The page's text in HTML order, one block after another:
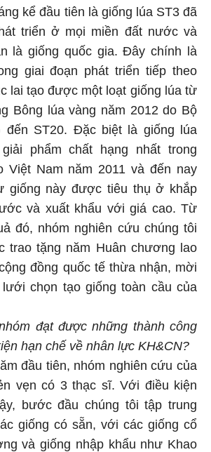
kể đầu tiên là giống lúa ST3 đã
triển ở mọi miền đất nước và
là giống quốc gia. Đây chính là
giai đoạn phát triển tiếp theo
lai tạo được một loạt giống lúa từ
Bông lúa vàng năm 2012 do Bộ
đến ST20. Đặc biệt là giống lúa
phẩm chất hạng nhất trong
Việt Nam năm 2011 và đến nay
giống này được tiêu thụ ở khắp
và xuất khẩu với giá cao. Từ
đó, nhóm nghiên cứu chúng tôi
trao tặng năm Huân chương lao
đồng quốc tế thừa nhận, mời
chọn tạo giống toàn cầu của
đạt được những thành công
hạn chế về nhân lực KH&CN?
đầu tiên, nhóm nghiên cứu của
vẹn có 3 thạc sĩ. Với điều kiện
bước đầu chúng tôi tập trung
giống có sẵn, với các giống cổ
và giống nhập khẩu như Khao